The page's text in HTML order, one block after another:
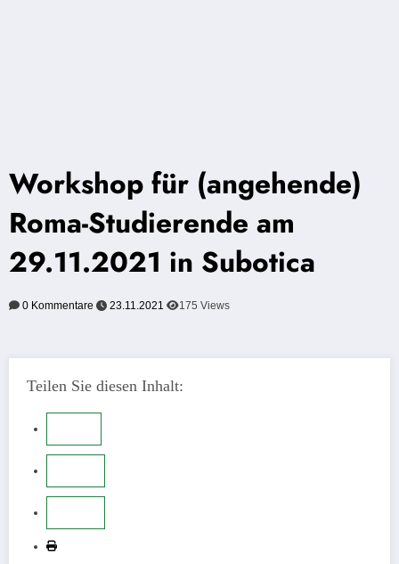
Workshop für (angehende)
Roma-Studierende am
29.11.2021 in Subotica
0 Kommentare 23.11.2021 175 Views
Teilen Sie diesen Inhalt: